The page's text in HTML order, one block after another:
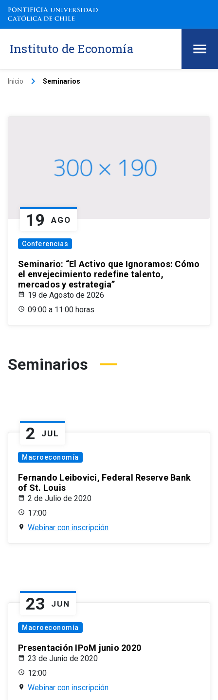
Instituto de Economía
Inicio keyboard_arrow_right Seminarios
19 AGO
Conferencias
Seminario: “El Activo que Ignoramos: Cómo
el envejecimiento redefine talento,
mercados y estrategia”
19 de Agosto de 2026
09:00 a 11:00 horas
Seminarios
2 JUL
Macroeconomía
Fernando Leibovici, Federal Reserve Bank
of St. Louis
2 de Julio de 2020
17:00
Webinar con inscripción
23 JUN
Macroeconomía
Presentación IPoM junio 2020
23 de Junio de 2020
12:00
Webinar con inscripción